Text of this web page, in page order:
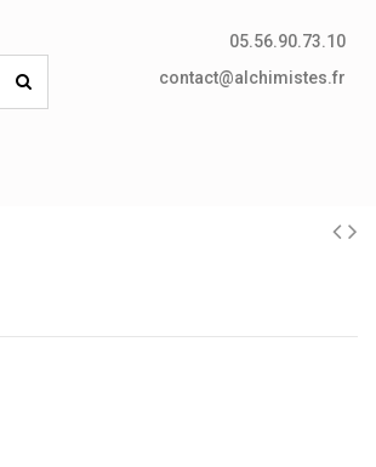
05.56.90.73.10
contact@alchimistes.fr